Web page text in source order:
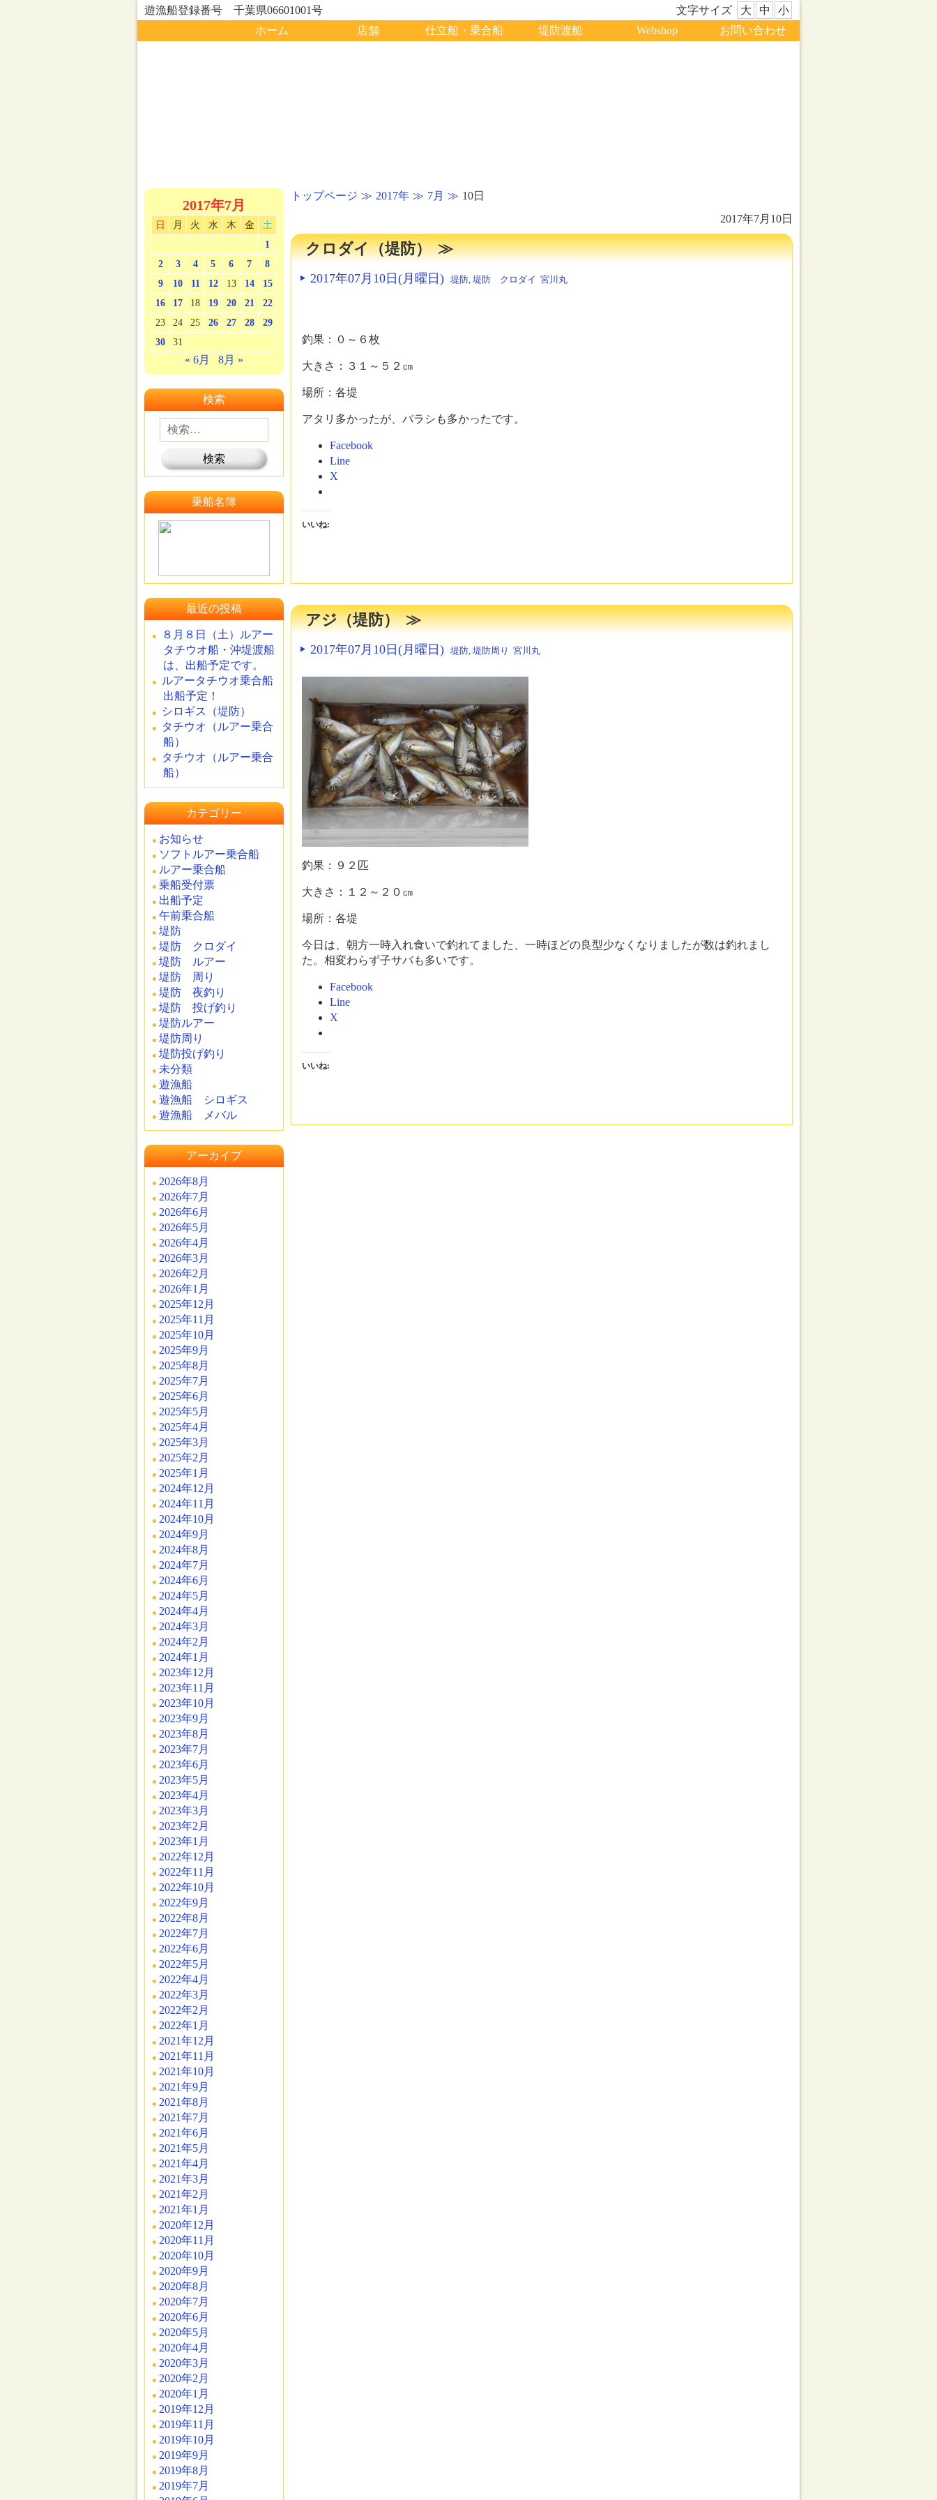
遊漁船登録番号 千葉県06601001号 文字サイズ 小
中
大
ホーム
店舗 仕立船・乗合船 堤防渡船 Webshop お問い合わせ
トップページ 2017年 7月
10日
2017年7月10日
クロダイ（堤防）
2017年07月10日(月曜日) 堤防, 堤防 クロダイ 宮川丸
釣果：０～６枚
大きさ：３１～５２㎝
場所：各堤
アタリ多かったが、バラシも多かったです。
Facebook
Line
X
いいね:
アジ（堤防）
2017年07月10日(月曜日) 堤防, 堤防周り 宮川丸
釣果：９２匹
大きさ：１２～２０㎝
場所：各堤
今日は、朝方一時入れ食いで釣れてました、一時ほどの良型少なくなりましたが数は釣れまし
た。相変わらず子サバも多いです。
Facebook
Line
X
いいね:
2017年7月
日 月 火 水 木 金
土
1
2
3 4 5 6 7
8
9
10 11 12 13 14
15
16
17 18 19 20 21
22
23
24 25 26 27 28
29
30
31
« 6月 8月 »
検索
乗船名簿
最近の投稿
８月８日（土）ルアー
タチウオ船・沖堤渡船
は、出船予定です。
ルアータチウオ乗合船
出船予定！
シロギス（堤防）
タチウオ（ルアー乗合
船）
タチウオ（ルアー乗合
船）
カテゴリー
お知らせ
ソフトルアー乗合船
ルアー乗合船
乗船受付票
出船予定
午前乗合船
堤防
堤防 クロダイ
堤防 ルアー
堤防 周り
堤防 夜釣り
堤防 投げ釣り
堤防ルアー
堤防周り
堤防投げ釣り
未分類
遊漁船
遊漁船 シロギス
遊漁船 メバル
アーカイブ
2026年8月
2026年7月
2026年6月
2026年5月
2026年4月
2026年3月
2026年2月
2026年1月
2025年12月
2025年11月
2025年10月
2025年9月
2025年8月
2025年7月
2025年6月
2025年5月
2025年4月
2025年3月
2025年2月
2025年1月
2024年12月
2024年11月
2024年10月
2024年9月
2024年8月
2024年7月
2024年6月
2024年5月
2024年4月
2024年3月
2024年2月
2024年1月
2023年12月
2023年11月
2023年10月
2023年9月
2023年8月
2023年7月
2023年6月
2023年5月
2023年4月
2023年3月
2023年2月
2023年1月
2022年12月
2022年11月
2022年10月
2022年9月
2022年8月
2022年7月
2022年6月
2022年5月
2022年4月
2022年3月
2022年2月
2022年1月
2021年12月
2021年11月
2021年10月
2021年9月
2021年8月
2021年7月
2021年6月
2021年5月
2021年4月
2021年3月
2021年2月
2021年1月
2020年12月
2020年11月
2020年10月
2020年9月
2020年8月
2020年7月
2020年6月
2020年5月
2020年4月
2020年3月
2020年2月
2020年1月
2019年12月
2019年11月
2019年10月
2019年9月
2019年8月
2019年7月